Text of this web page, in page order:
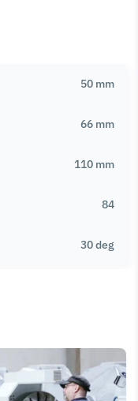
50 mm
66 mm
110 mm
84
30 deg